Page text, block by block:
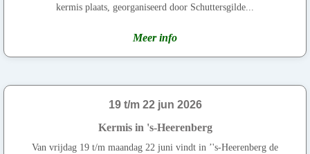
kermis plaats, georganiseerd door Schuttersgilde...
Meer info
19 t/m 22 jun 2026
Kermis in 's-Heerenberg
Van vrijdag 19 t/m maandag 22 juni vindt in ’'s-Heerenberg de